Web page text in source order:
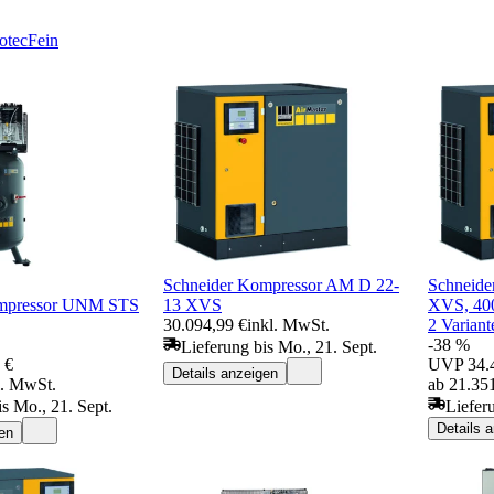
Fein
UNM STS
€
MwSt.
Mo., 21. Sept.
Schneider Kompressor AM D 22-
13 XVS
30.094,99 €inkl. MwSt.
Lieferung bis Mo., 21. Sept.
Details anzeigen
XVS,
2
-38 %
UVP
ab
Details